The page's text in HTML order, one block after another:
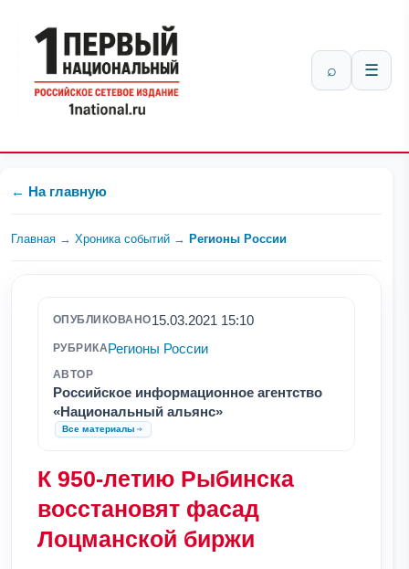
⌕ ☰
← На главную
Главная → Хроника событий → Регионы России
ОПУБЛИКОВАНО15.03.2021 15:10
РУБРИКАРегионы России
АВТОР
Российское информационное агентство
«Национальный альянс»
Все материалы
К 950-летию Рыбинска
восстановят фасад
Лоцманской биржи